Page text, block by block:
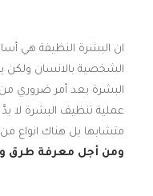
ان البشرة النظيفة هي
الشخصية بالانسان
البشرة يعد أمر ضروري من
عملية تنظيف البشرة لا
متشابها بل هناك انواع
ومن أجل معرفة طرق